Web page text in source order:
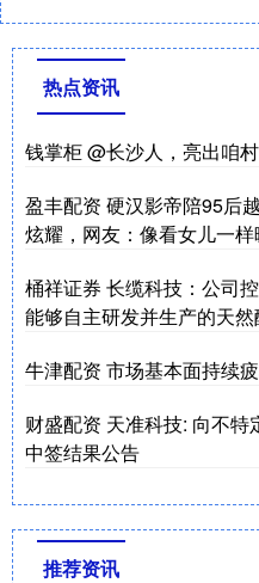
热点资讯
钱掌柜 @长沙人，亮出咱
盈丰配资 硬汉影帝陪95后
炫耀，网友：像看女儿一样
桶祥证券 长缆科技：公司
能够自主研发并生产的天
牛津配资 市场基本面持续
财盛配资 天准科技: 向不
中签结果公告
推荐资讯